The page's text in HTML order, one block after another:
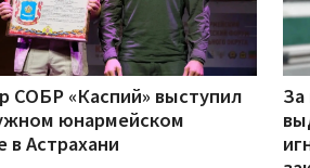
СОБР «Каспий» выступил
юнармейском
в Астрахани
За